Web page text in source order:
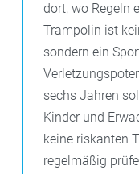
dort, wo Regeln
Trampolin ist
sondern ein
sechs Jahren
Kinder und
keine riskanten
regelmäßig